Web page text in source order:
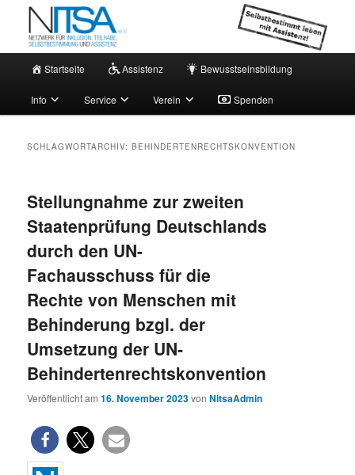
primären
springen
sekundären
springenNITSA e.V. – Aktuell
Netzwerk für persönliche Assistenz
HauptmenüStartseite Assistenz Bewusstseinsbildung
Info Service Verein Spenden
SCHLAGWORTARCHIV:BEHINDERTENRECHTSKONVENTION
Stellungnahme zur zweiten
Staatenprüfung Deutschlands
durch den UN-
Fachausschuss für die
Rechte von Menschen mit
Behinderung bzgl. der
Umsetzung der UN-
Behindertenrechtskonvention
Veröffentlicht am16. November 2023vonNitsaAdmin